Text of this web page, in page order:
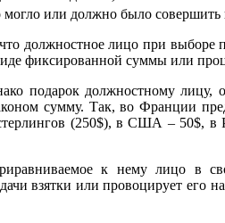
могло или должно было
должностное лицо при выборе
фиксированной суммы или
подарок должностному лицу,
сумму. Так, во Франции
(250$), в США – 50$,
к нему лицо в
взятки или провоцирует его